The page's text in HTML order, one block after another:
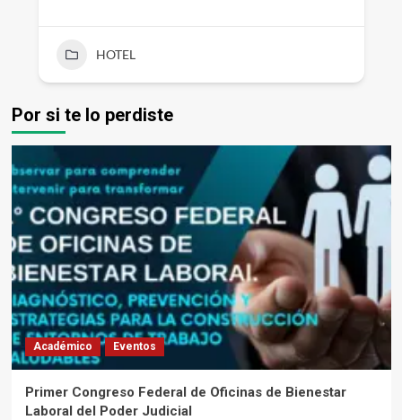
HOTEL
Por si te lo perdiste
Académico Eventos
Primer Congreso Federal de Oficinas de Bienestar
Laboral del Poder Judicial